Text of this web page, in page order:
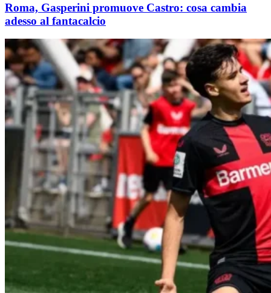
Roma, Gasperini promuove Castro: cosa cambia
adesso al fantacalcio